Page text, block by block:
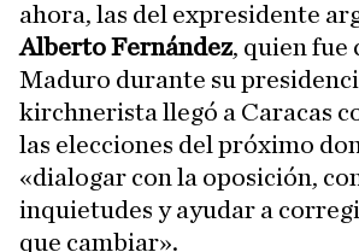
ahora, las del expresidente
Alberto Fernández, quien fue
Maduro durante su
kirchnerista llegó a Caracas
las elecciones del próximo
«dialogar con la oposición,
inquietudes y ayudar a
que cambiar».